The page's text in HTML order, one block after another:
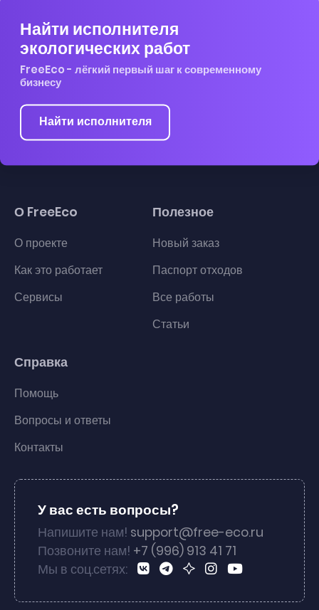
Найти исполнителя
экологических работ
FreeEco - лёгкий первый шаг к современному
бизнесу
Найти исполнителя
О FreeEco
О проекте
Как это работает
Сервисы
Полезное
Новый заказ
Паспорт отходов
Все работы
Статьи
Справка
Помощь
Вопросы и ответы
Контакты
У вас есть вопросы?
Напишите нам! support@free-eco.ru
Позвоните нам! +7 (996) 913 41 71
Мы в соц.сетях: